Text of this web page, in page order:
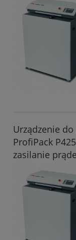
Urządzenie
ProfiPack
zasilanie